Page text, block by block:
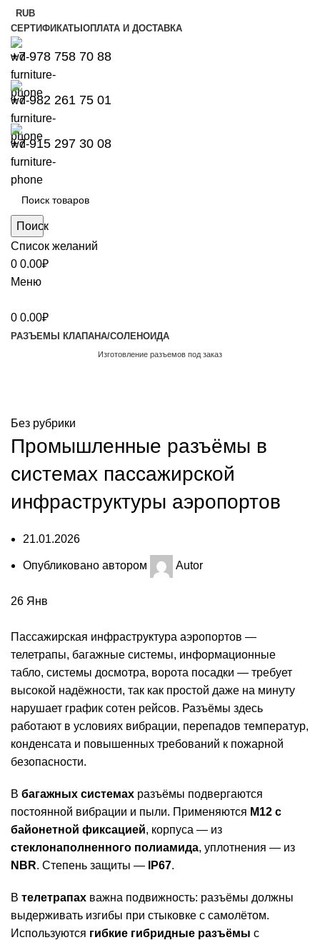
RUB
СЕРТИФИКАТЫОПЛАТА И ДОСТАВКА
+7 978 758 70 88
+7 982 261 75 01
+7 915 297 30 08
Поиск
Список желаний
0 0.00₽
Меню
0 0.00₽
РАЗЪЕМЫ КЛАПАНА/СОЛЕНОИДА
Изготовление разъемов под заказ
Без рубрики
Промышленные разъёмы в
системах пассажирской
инфраструктуры аэропортов
21.01.2026
Опубликовано автором Autor
26 Янв
Пассажирская инфраструктура аэропортов —
телетрапы, багажные системы, информационные
табло, системы досмотра, ворота посадки — требует
высокой надёжности, так как простой даже на минуту
нарушает график сотен рейсов. Разъёмы здесь
работают в условиях вибрации, перепадов температур,
конденсата и повышенных требований к пожарной
безопасности.
В багажных системах разъёмы подвергаются
постоянной вибрации и пыли. Применяются M12 с
байонетной фиксацией, корпуса — из
стеклонаполненного полиамида, уплотнения — из
NBR. Степень защиты — IP67.
В телетрапах важна подвижность: разъёмы должны
выдерживать изгибы при стыковке с самолётом.
Используются гибкие гибридные разъёмы с